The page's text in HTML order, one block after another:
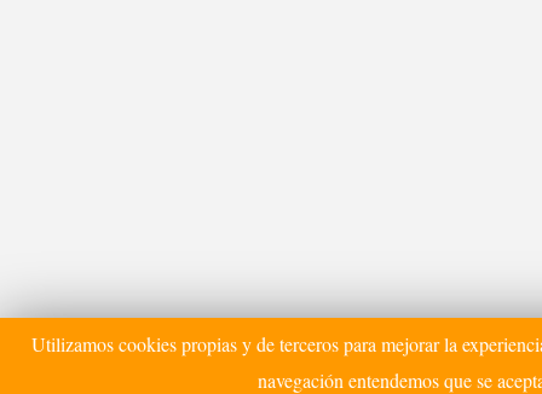
Utilizamos cookies propias y de terceros para mejorar la
navegación entendemos que se